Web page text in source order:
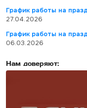
График работы на
27.04.2026
График работы на
06.03.2026
Нам доверяют: